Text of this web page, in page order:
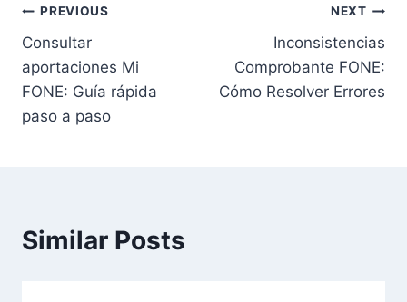
Post
navigation
PREVIOUS
Consultar
aportaciones Mi
FONE: Guía rápida
paso a paso
NEXT
Inconsistencias
Comprobante FONE:
Cómo Resolver Errores
Similar Posts